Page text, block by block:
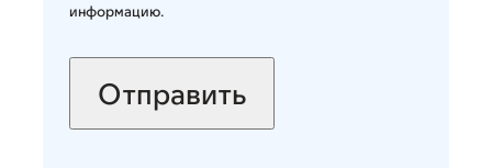
информацию.